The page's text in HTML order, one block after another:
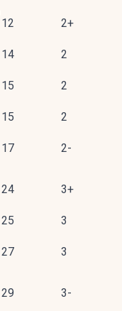
12 2+
14 2
15 2
15 2
17 2-
24 3+
25 3
27 3
29 3-